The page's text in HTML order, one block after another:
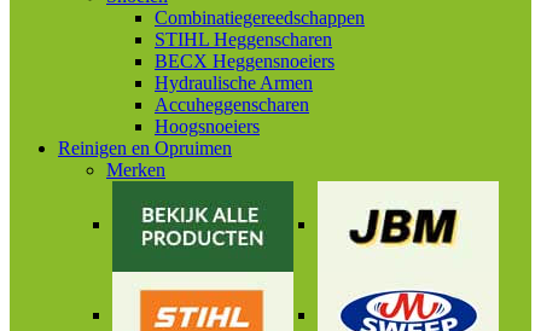
Combinatiegereedschappen
STIHL Heggenscharen
BECX Heggensnoeiers
Hydraulische Armen
Accuheggenscharen
Hoogsnoeiers
Reinigen en Opruimen
Merken